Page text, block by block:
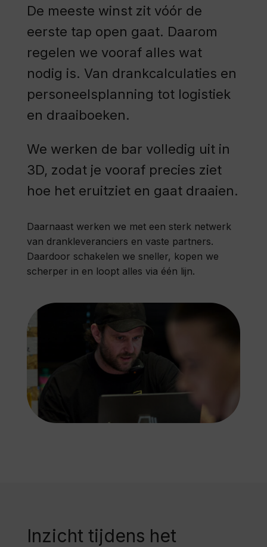
De meeste winst zit vóór de
eerste tap open gaat. Daarom
regelen we vooraf alles wat
nodig is. Van drankcalculaties en
personeelsplanning tot logistiek
en draaiboeken.
We werken de bar volledig uit in
3D, zodat je vooraf precies ziet
hoe het eruitziet en gaat draaien.
Daarnaast werken we met een sterk netwerk
van drankleveranciers en vaste partners.
Daardoor schakelen we sneller, kopen we
scherper in en loopt alles via één lijn.
Inzicht tijdens het